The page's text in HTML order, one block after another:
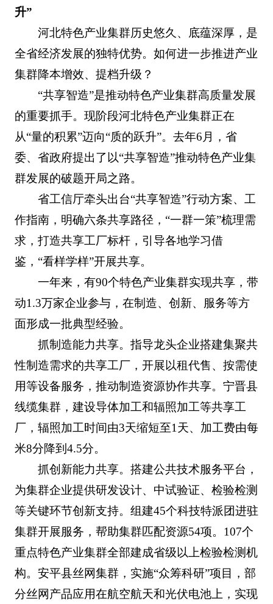
升”
河北特色产业集群历史悠久、底蕴深厚，是
全省经济发展的独特优势。如何进一步推进产业
集群降本增效、提档升级？
“共享智造”是推动特色产业集群高质量发展
的重要抓手。现阶段河北特色产业集群正在
从“量的积累”迈向“质的跃升”。去年6月，省
委、省政府提出了以“共享智造”推动特色产业集
群发展的破题开局之路。
省工信厅牵头出台“共享智造”行动方案、工
作指南，明确六条共享路径，“一群一策”梳理需
求，打造共享工厂标杆，引导各地学习借
鉴，“看样学样”开展共享。
一年来，有90个特色产业集群实现共享，带
动1.3万家企业参与，在制造、创新、服务等方
面形成一批典型经验。
抓制造能力共享。指导龙头企业搭建集聚共
性制造需求的共享工厂，开展以租代售、按需使
用等设备服务，推动制造资源协作共享。宁晋县
线缆集群，建设导体加工和辐照加工等共享工
厂，辐照加工时间由3天缩短至1天、加工费由每
米8分降到4.5分。
抓创新能力共享。搭建公共技术服务平台，
为集群企业提供研发设计、中试验证、检验检测
等关键环节创新支持。组建45个科技特派团进驻
集群开展服务，帮助集群匹配资源54项。107个
重点特色产业集群全部建成省级以上检验检测机
构。安平县丝网集群，实施“众筹科研”项目，部
分丝网产品应用在航空航天和光伏电池上，实现